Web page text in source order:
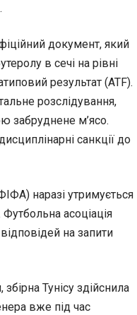
документ, який
в сечі на рівні
результат (ATF).
розслідування,
забруднене м’ясо.
санкції до
наразі утримується
Футбольна асоціація
на запити
Тунісу здійснила
вже під час